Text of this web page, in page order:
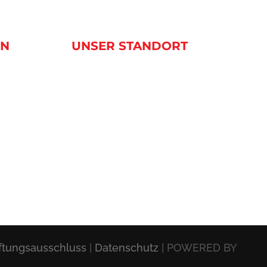
UNSER STANDORT
Datenschutz| POWERED BY